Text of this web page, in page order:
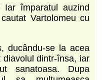
împaratul auzind
Vartolomeu cu
ducându-se la acea
dintr-însa, iar
sa­natoasa. Dupa